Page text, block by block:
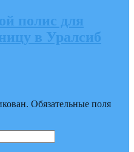
полис для
в Уралсиб
Обязательные поля